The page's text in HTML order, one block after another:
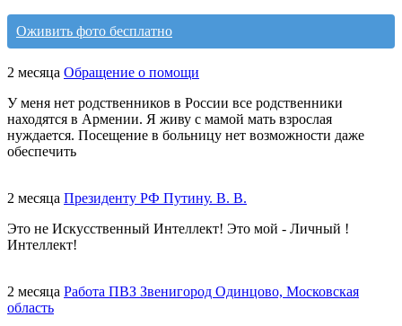
Оживить фото бесплатно
2 месяца Обращение о помощи
У меня нет родственников в России все родственники
находятся в Армении. Я живу с мамой мать взрослая
нуждается. Посещение в больницу нет возможности даже
обеспечить
2 месяца Президенту РФ Путину. В. В.
Это не Искусственный Интеллект! Это мой - Личный !
Интеллект!
2 месяца Работа ПВЗ Звенигород Одинцово, Московская
область